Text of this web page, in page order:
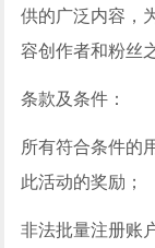
供的广泛内容，
容创作者和粉丝
条款及条件：
所有符合条件的
此活动的奖励；
非法批量注册账